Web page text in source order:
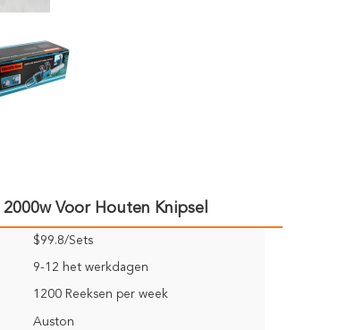
Voor Houten Knipsel
$99.8/Sets
9-12 het werkdagen
1200 Reeksen per week
Auston